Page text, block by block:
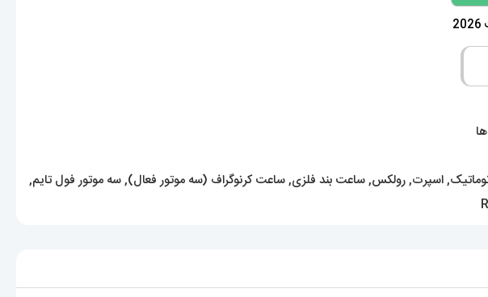
,اسپرت,رولکس,ساعت بند فلزی,ساعت کرنوگراف (سه موتور فعال),سه موتور فول تایم,